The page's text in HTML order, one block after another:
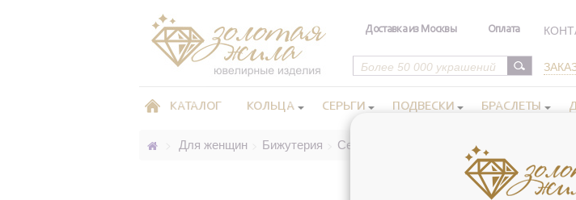
Доставка из Москвы Оплата
КАТАЛОГ КОЛЬЦА СЕРЬГИ ПОДВЕСКИ БРАСЛЕТЫ
Для женщин Бижутерия Серьги бижутерия Ажурные серьги-